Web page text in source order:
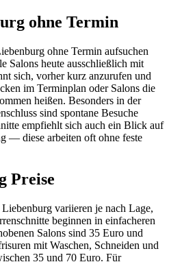
ohne Termin
ohne Termin aufsuchen
Salons heute ausschließlich mit
sich, vorher kurz anzurufen und
im Terminplan oder Salons die
heißen. Besonders in der
sind spontane Besuche
empfiehlt sich auch ein Blick auf
— diese arbeiten oft ohne feste
Preise
variieren je nach Lage,
beginnen in einfacheren
Salons sind 35 Euro und
mit Waschen, Schneiden und
35 und 70 Euro. Für